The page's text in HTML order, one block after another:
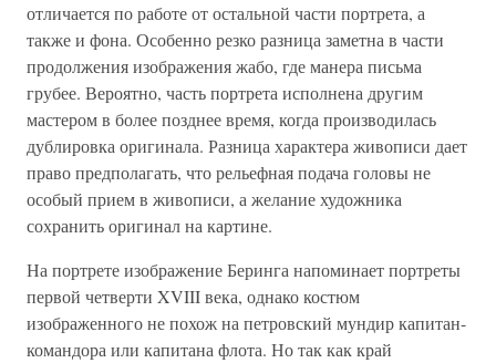
отличается по работе от остальной части портрета, а
также и фона. Особенно резко разница заметна в части
продолжения изображения жабо, где манера письма
грубее. Вероятно, часть портрета исполнена другим
мастером в более позднее время, когда производилась
дублировка оригинала. Разница характера живописи дает
право предполагать, что рельефная подача головы не
особый прием в живописи, а желание художника
сохранить оригинал на картине.
На портрете изображение Беринга напоминает портреты
первой четверти XVIII века, однако костюм
изображенного не похож на петровский мундир капитан-
командора или капитана флота. Но так как край